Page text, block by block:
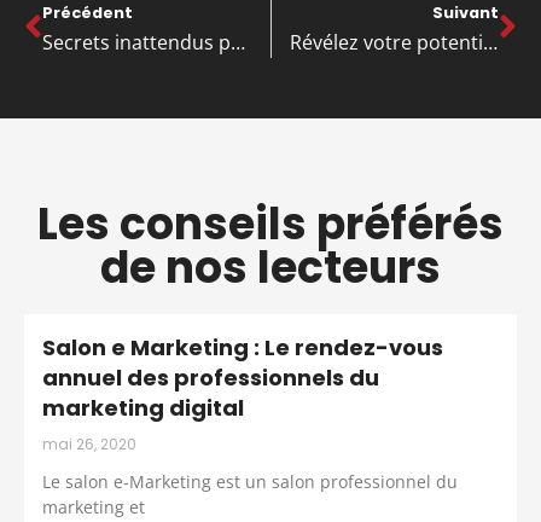
Précédent
Secrets inattendus pour dénicher l’artisan idéal pour votre entreprise
Suivant
Révélez votre potentiel : secrets pour maîtriser le temps en entreprise
Les conseils préférés
de nos lecteurs
Salon e Marketing : Le rendez-vous
annuel des professionnels du
marketing digital
mai 26, 2020
Le salon e-Marketing est un salon professionnel du
marketing et